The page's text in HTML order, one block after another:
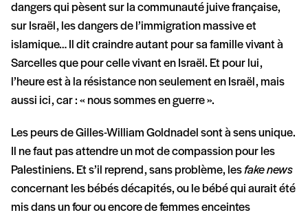
dangers qui pèsent sur la communauté juive française,
sur Israël, les dangers de l’immigration massive et
islamique… Il dit craindre autant pour sa famille vivant à
Sarcelles que pour celle vivant en Israël. Et pour lui,
l’heure est à la résistance non seulement en Israël, mais
aussi ici, car : « nous sommes en guerre ».
Les peurs de Gilles-William Goldnadel sont à sens unique.
Il ne faut pas attendre un mot de compassion pour les
Palestiniens. Et s’il reprend, sans problème, lesfake news
concernant les bébés décapités, ou le bébé qui aurait été
mis dans un four ou encore de femmes enceintes